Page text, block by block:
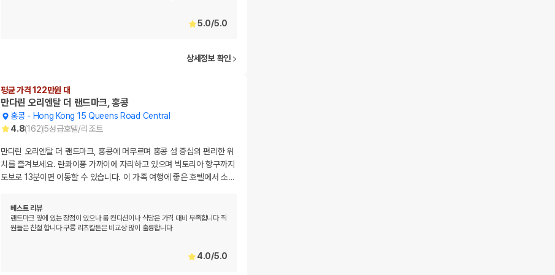
5.0/5.0
상세정보 확인
평균 가격 122만원 대
만다린 오리엔탈 더 랜드마크, 홍콩
홍콩- Hong Kong 15 Queens Road Central
4.8(162)5성급호텔/리조트
만다린 오리엔탈 더 랜드마크, 홍콩에 머무르며 홍콩 섬 중심의 편리한 위
치를 즐겨보세요. 란콰이퐁 가까이에 자리하고 있으며 빅토리아 항구까지
도보로 13분이면 이동할 수 있습니다. 이 가족 여행에 좋은 호텔에서 소…
베스트 리뷰
랜드마크 옆에 있는 장점이 있으나 룸 컨디션이나 식당은 가격 대비 부족합니다 직
원들은 친절 합니다 구룡 리츠칼튼은 비교상 많이 훌륭합니다
4.0/5.0